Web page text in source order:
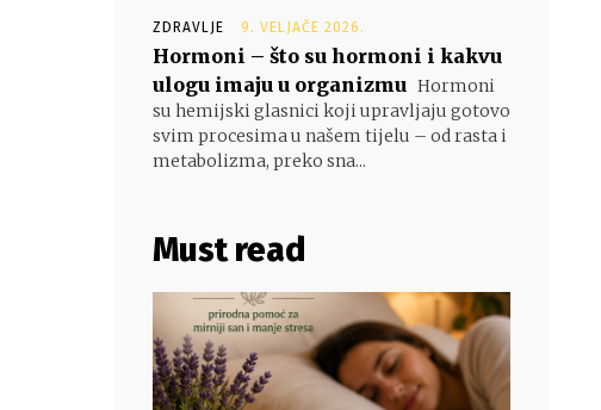
ZDRAVLJE 9. VELJAČE 2026.
Hormoni – što su hormoni i kakvu
ulogu imaju u organizmu Hormoni
su hemijski glasnici koji upravljaju gotovo
svim procesima u našem tijelu – od rasta i
metabolizma, preko sna...
Must read